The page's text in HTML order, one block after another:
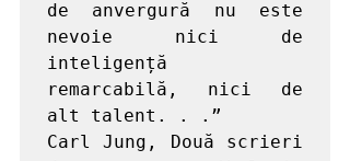
de anvergură nu este
nevoie nici de
inteligență
remarcabilă, nici de
alt talent. . .”
Carl Jung, Două scrieri